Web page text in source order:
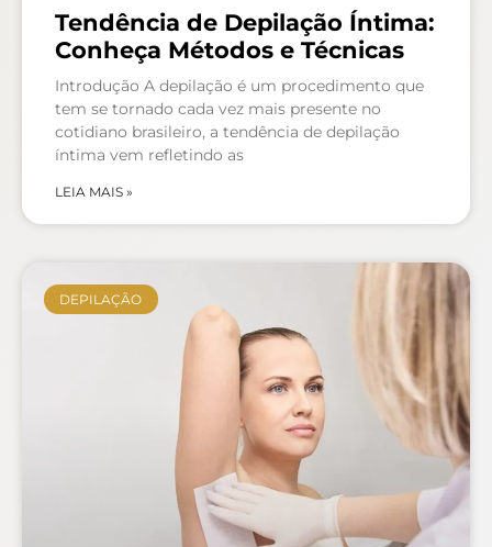
Tendência de Depilação Íntima:
Conheça Métodos e Técnicas
Introdução A depilação é um procedimento que
tem se tornado cada vez mais presente no
cotidiano brasileiro, a tendência de depilação
íntima vem refletindo as
LEIA MAIS »
DEPILAÇÃO